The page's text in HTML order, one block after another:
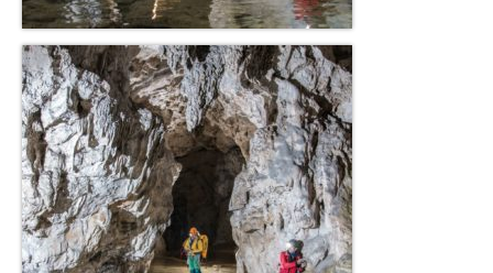
SSAPO
Les Rynolfes
GSC
SCAr
SCHS
Topos